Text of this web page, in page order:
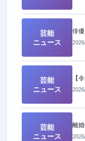
芸能
ニュース
芸能
ニュース
芸能
ニュース